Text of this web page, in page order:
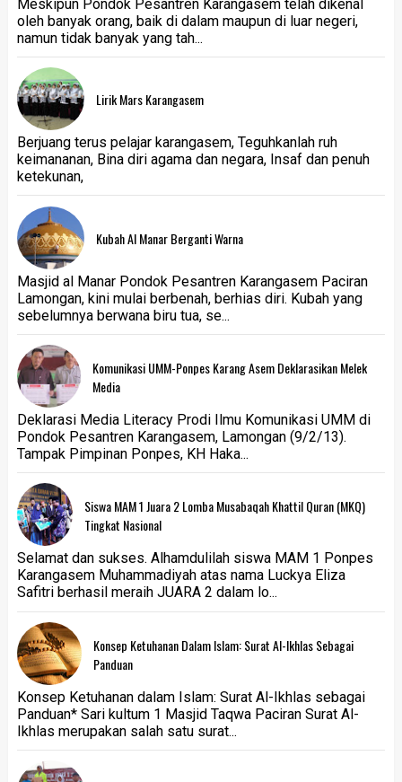
Meskipun Pondok Pesantren Karangasem telah dikenal
oleh banyak orang, baik di dalam maupun di luar negeri,
namun tidak banyak yang tah...
Lirik Mars Karangasem
Berjuang terus pelajar karangasem, Teguhkanlah ruh
keimananan, Bina diri agama dan negara, Insaf dan penuh
ketekunan,
Kubah Al Manar Berganti Warna
Masjid al Manar Pondok Pesantren Karangasem Paciran
Lamongan, kini mulai berbenah, berhias diri. Kubah yang
sebelumnya berwana biru tua, se...
Komunikasi UMM-Ponpes Karang Asem Deklarasikan Melek
Media
Deklarasi Media Literacy Prodi Ilmu Komunikasi UMM di
Pondok Pesantren Karangasem, Lamongan (9/2/13).
Tampak Pimpinan Ponpes, KH Haka...
Siswa MAM 1 Juara 2 Lomba Musabaqah Khattil Quran (MKQ)
Tingkat Nasional
Selamat dan sukses. Alhamdulilah siswa MAM 1 Ponpes
Karangasem Muhammadiyah atas nama Luckya Eliza
Safitri berhasil meraih JUARA 2 dalam lo...
Konsep Ketuhanan Dalam Islam: Surat Al-Ikhlas Sebagai
Panduan
Konsep Ketuhanan dalam Islam: Surat Al-Ikhlas sebagai
Panduan* Sari kultum 1 Masjid Taqwa Paciran Surat Al-
Ikhlas merupakan salah satu surat...